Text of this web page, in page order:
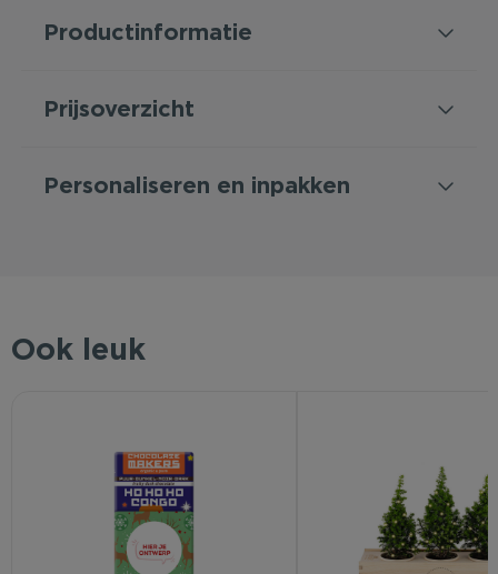
Productinformatie
Prijsoverzicht
Personaliseren en inpakken
Ook leuk